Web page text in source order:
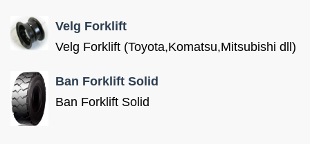
Velg Forklift
Velg Forklift (Toyota,Komatsu,Mitsubishi dll)
Ban Forklift Solid
Ban Forklift Solid